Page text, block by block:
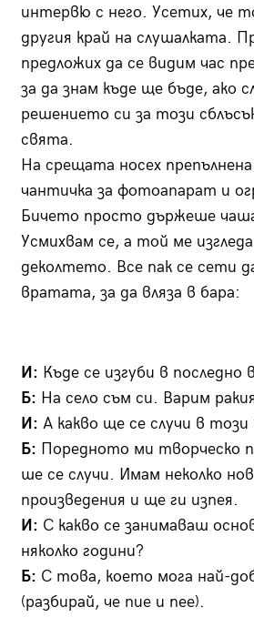
интервю с него. Усетих, че
другия край на слушалката.
предложих да се видим час
за да знам къде ще бъде, ако
решението си за този
свята.
На срещата носех
чантичка за фотоапарат и
Бичето просто държеше
Усмихвам се, а той ме
деколтето. Все пак се сети
вратата, за да вляза в бара:
И: Къде се изгуби в последно
Б: На село съм си. Варим
И: А какво ще се случи в този
Б: Поредното ми творческо
ше се случи. Имам неколко
произведения и ще ги изпея.
И: С какво се занимаваш
няколко години?
Б: С това, което мога най-
(разбирай, че пие и пее).